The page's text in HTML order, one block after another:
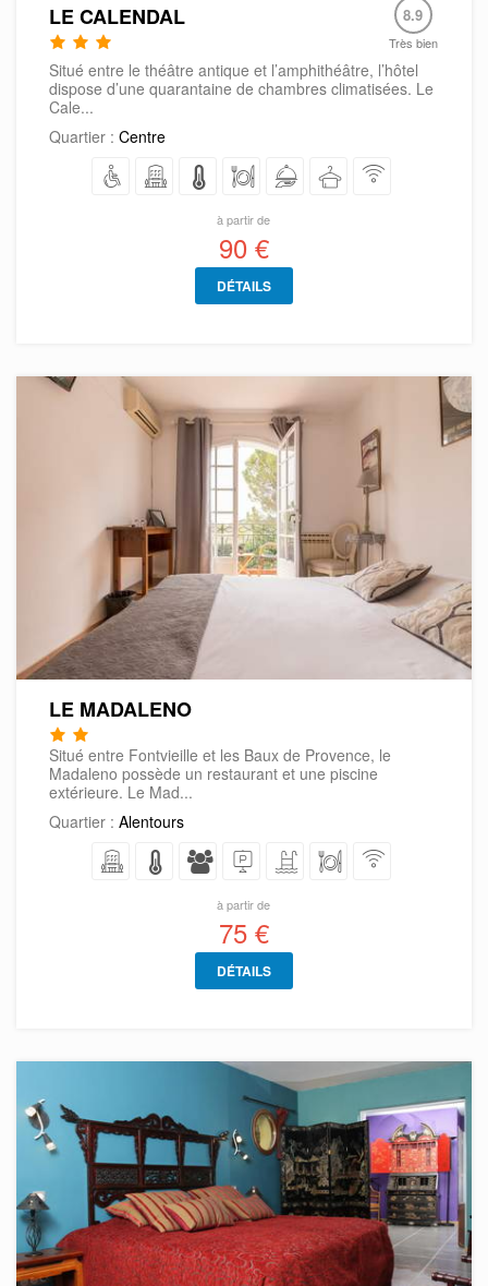
LE CALENDAL 8.9
Très bien
Situé entre le théâtre antique et l’amphithéâtre, l’hôtel
dispose d’une quarantaine de chambres climatisées. Le
Cale...
Quartier : Centre
à partir de
90 €
DÉTAILS
LE MADALENO
Situé entre Fontvieille et les Baux de Provence, le
Madaleno possède un restaurant et une piscine
extérieure. Le Mad...
Quartier : Alentours
à partir de
75 €
DÉTAILS